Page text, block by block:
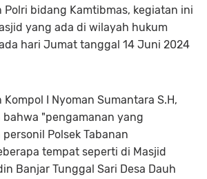
bidang Kamtibmas, kegiatan ini
yang ada di wilayah hukum
hari Jumat tanggal 14 Juni 2024
Kompol I Nyoman Sumantara S.H,
bahwa "pengamanan yang
Polsek Tabanan
tempat seperti di Masjid
Banjar Tunggal Sari Desa Dauh